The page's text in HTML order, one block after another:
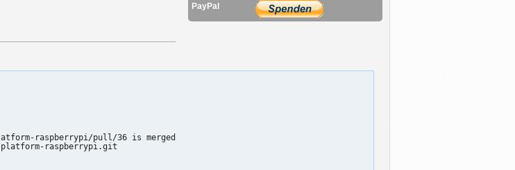
PayPal
raspberrypi/pull/36 is merged
raspberrypi.git